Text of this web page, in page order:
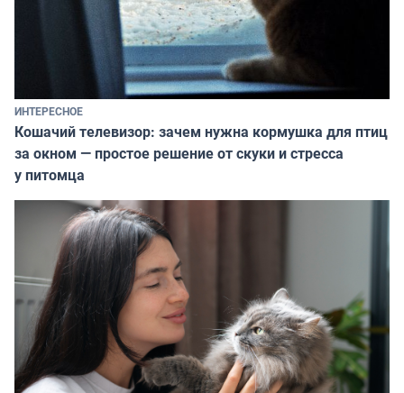
ИНТЕРЕСНОЕ
Кошачий телевизор: зачем нужна кормушка для птиц
за окном — простое решение от скуки и стресса
у питомца